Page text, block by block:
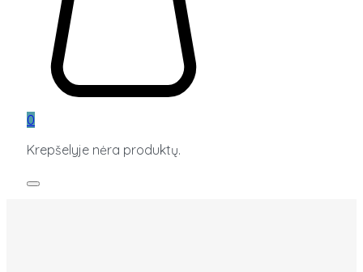
0
Krepšelyje nėra produktų.